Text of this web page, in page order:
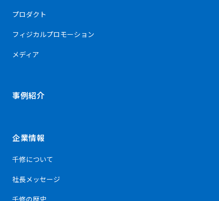
プロダクト
フィジカルプロモーション
メディア
事例紹介
企業情報
千修について
社長メッセージ